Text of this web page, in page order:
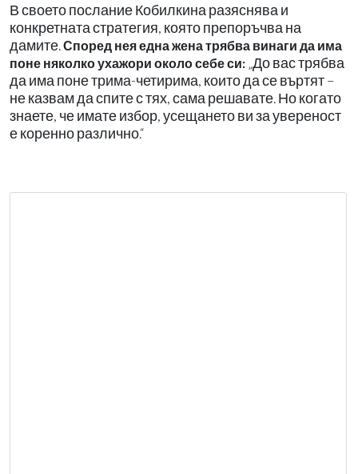
В своето послание Кобилкина разяснява и
конкретната стратегия, която препоръчва на
дамите.Според нея една жена трябва винаги да има
поне няколко ухажори около себе си: „До вас трябва
да има поне трима-четирима, които да се въртят –
не казвам да спите с тях, сама решавате. Но когато
знаете, че имате избор, усещането ви за увереност
е коренно различно.“